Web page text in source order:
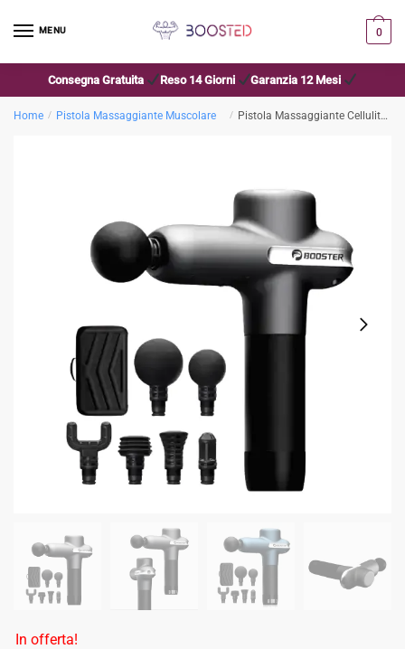
MENU 0
Consegna Gratuita Reso 14 Giorni Garanzia 12 Mesi
Home / Pistola Massaggiante Muscolare / Pistola Massaggiante Cellulite U1
In offerta!